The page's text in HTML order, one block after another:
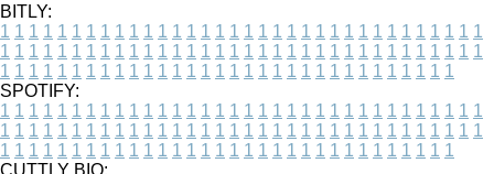
BITLY:
1 1 1 1 1 1 1 1 1 1 1 1 1 1 1 1 1 1 1 1 1 1 1 1 1 1 1 1 1 1 1 1 1 1
1 1 1 1 1 1 1 1 1 1 1 1 1 1 1 1 1 1 1 1 1 1 1 1 1 1 1 1 1 1 1 1 1 1
1 1 1 1 1 1 1 1 1 1 1 1 1 1 1 1 1 1 1 1 1 1 1 1 1 1 1 1 1 1 1 1
SPOTIFY:
1 1 1 1 1 1 1 1 1 1 1 1 1 1 1 1 1 1 1 1 1 1 1 1 1 1 1 1 1 1 1 1 1 1
1 1 1 1 1 1 1 1 1 1 1 1 1 1 1 1 1 1 1 1 1 1 1 1 1 1 1 1 1 1 1 1 1 1
1 1 1 1 1 1 1 1 1 1 1 1 1 1 1 1 1 1 1 1 1 1 1 1 1 1 1 1 1 1 1 1
CUTTLY BIO: